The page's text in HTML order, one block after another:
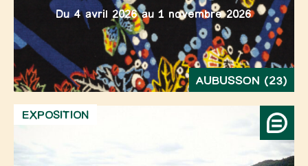
Du 4 avril 2026 au 1 novembre 2026
AUBUSSON (23)
EXPOSITION